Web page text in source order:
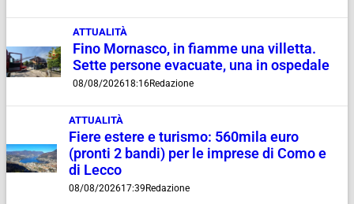
ATTUALITÀ
Fino Mornasco, in fiamme una villetta.
Sette persone evacuate, una in ospedale
08/08/202618:16Redazione
ATTUALITÀ
Fiere estere e turismo: 560mila euro
(pronti 2 bandi) per le imprese di Como e
di Lecco
08/08/202617:39 Redazione